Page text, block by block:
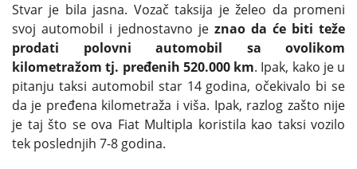
Stvar je bila jasna. Vozač taksija je želeo da promeni
svoj automobil i jednostavno je znao da će biti teže
prodati polovni automobil sa ovolikom
kilometražom tj. pređenih 520.000 km. Ipak, kako je u
pitanju taksi automobil star 14 godina, očekivalo bi se
da je pređena kilometraža i viša. Ipak, razlog zašto nije
je taj što se ova Fiat Multipla koristila kao taksi vozilo
tek poslednjih 7-8 godina.